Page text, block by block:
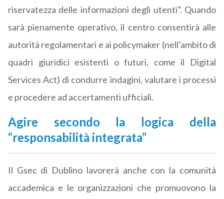
riservatezza delle informazioni degli utenti”. Quando
sarà pienamente operativo, il centro consentirà alle
autorità regolamentari e ai policymaker (nell’ambito di
quadri giuridici esistenti o futuri, come il Digital
Services Act) di condurre indagini, valutare i processi
e procedere ad accertamenti ufficiali.
Agire secondo la logica della
“responsabilità integrata”
Il Gsec di Dublino lavorerà anche con la comunità
accademica e le organizzazioni che promuovono la